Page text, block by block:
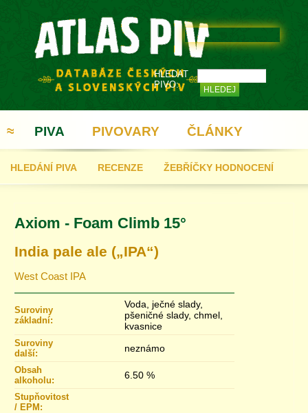
HLEDAT
PIVO:
≈ PIVA
HLEDÁNÍ PIVA RECENZE ŽEBŘÍČKY HODNOCENÍ
PIVOVARY ČLÁNKY
REGISTRACE
Axiom - Foam Climb 15°
India pale ale („IPA“)
West Coast IPA
Suroviny
základní:
Voda, ječné slady,
pšeničné slady, chmel,
kvasnice
Suroviny
další:
neznámo
Obsah
alkoholu:
6.50 %
Stupňovitost
/ EPM: